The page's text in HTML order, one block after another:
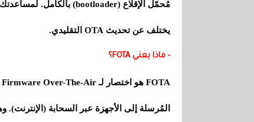
يختلف عن تحديث OTA التقليدي.
- ماذا يعني FOTA؟